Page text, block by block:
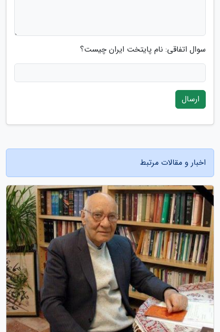
سوال اتفاقی: نام پایتخت ایران چیست؟
ارسال
اخبار و مقالات مرتبط